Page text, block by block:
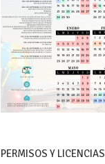
PERMISOS Y LICENCIAS